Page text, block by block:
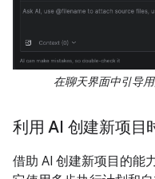
在聊天界面中引导
利用 AI 创建新项目
借助 AI 创建新项目的能